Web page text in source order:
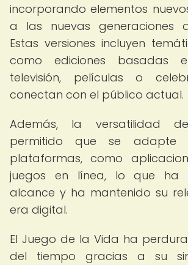
incorporando elementos
a las nuevas generaciones
Estas versiones incluyen
como ediciones basadas
televisión, películas o
conectan con el público actual.
Además, la versatilidad
permitido que se adapte
plataformas, como
juegos en línea, lo que ha
alcance y ha mantenido su
era digital.
El Juego de la Vida ha
del tiempo gracias a su